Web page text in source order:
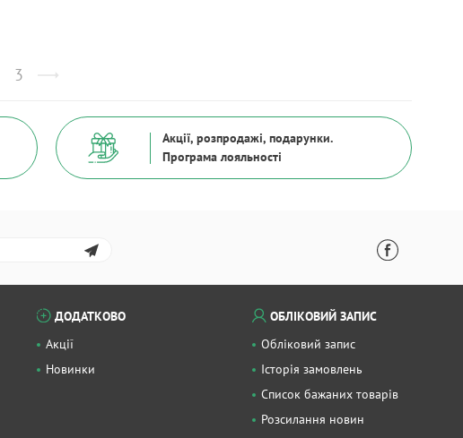
3
Акції, розпродажі, подарунки.
Програма лояльності
ДОДАТКОВО
Акції
Новинки
ОБЛІКОВИЙ ЗАПИС
Обліковий запис
Історія замовлень
Список бажаних товарів
Розсилання новин